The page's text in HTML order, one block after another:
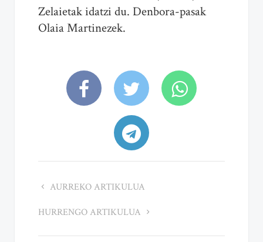
Zelaietak idatzi du. Denbora-pasak
Olaia Martinezek.
AURREKO ARTIKULUA
HURRENGO ARTIKULUA